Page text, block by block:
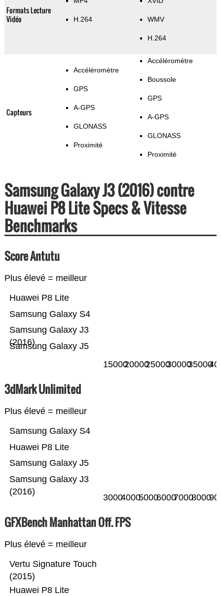
Formats Lecture
Vidéo
H.264 WMV
H.264
Capteurs
Accéléromètre
GPS
A-GPS
GLONASS
Proximité
Accéléromètre
Boussole
GPS
A-GPS
GLONASS
Proximité
Samsung Galaxy J3 (2016) contre
Huawei P8 Lite Specs & Vitesse
Benchmarks
Score Antutu
Plus élevé = meilleur
Samsung Galaxy J5
Samsung Galaxy J3
(2016)
Samsung Galaxy S4
Huawei P8 Lite
1500020000250003000035000
3dMark Unlimited
Plus élevé = meilleur
Samsung Galaxy J3
(2016)
Samsung Galaxy J5
Huawei P8 Lite
Samsung Galaxy S4
300040005000600070008000
GFXBench Manhattan Off. FPS
Plus élevé = meilleur
Huawei P8 Lite
Vertu Signature Touch
(2015)